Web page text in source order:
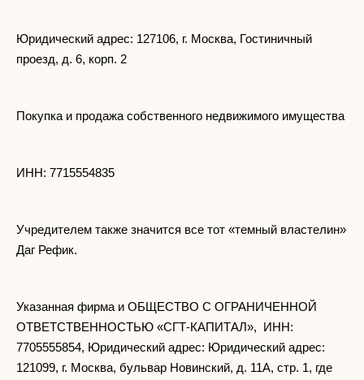
Юридический адрес: 127106, г. Москва, Гостиничный
проезд, д. 6, корп. 2
Покупка и продажа собственного недвижимого имущества
ИНН: 7715554835
Учредителем также значится все тот «темный властелин»
Даг Рефик.
Указанная фирма и ОБЩЕСТВО С ОГРАНИЧЕННОЙ
ОТВЕТСТВЕННОСТЬЮ «СГТ-КАПИТАЛ», ИНН:
7705555854, Юридический адрес: Юридический адрес:
121099, г. Москва, бульвар Новинский, д. 11А, стр. 1, где